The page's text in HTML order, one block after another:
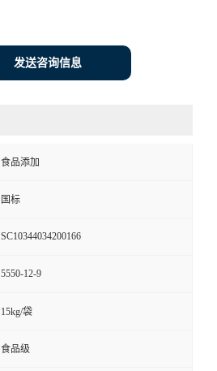
发送咨询信息
食品添加
国标
SC10344034200166
5550-12-9
15kg/袋
食品级